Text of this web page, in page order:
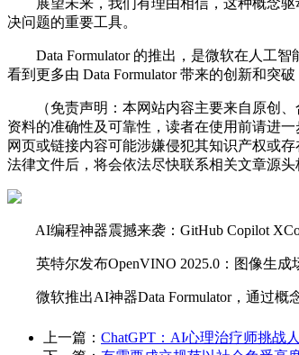
展望未来，我们有理由相信，这种概念驱
决问题的重要工具。
Data Formulator 的推出，是微软在人工智
看到更多由 Data Formulator 带来的创新和突
（免责声明：本网站内容主要来自原创、
资料的准确性及可靠性，读者在使用前请进
网页或链接内容可能涉嫌侵犯其知识产权或
法律文件后，将会依法尽快联系相关文章源
AI编程神器震撼来袭：GitHub Copilot
英特尔发布OpenVINO 2025.0：图像生成
微软推出AI神器Data Formulator，通过概
上一篇： ChatGPT：AI心理治疗师挑战